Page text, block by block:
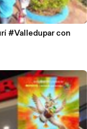
#Valledupar con